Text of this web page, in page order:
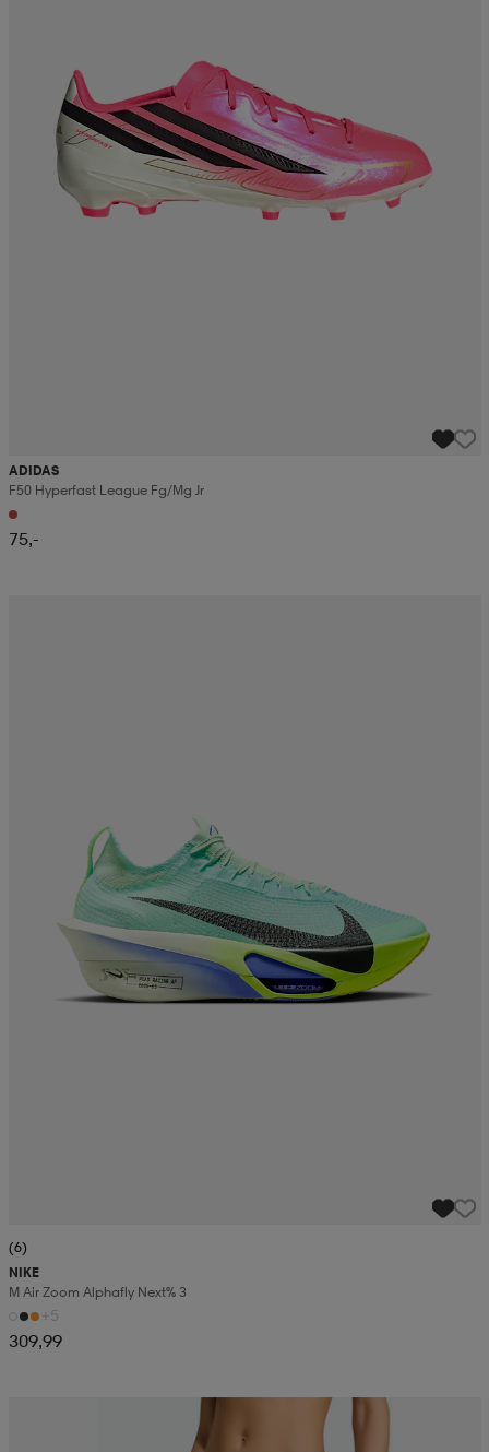
ADIDAS
F50 Hyperfast League Fg/mg Jr
75,-
(6)
NIKE
M Air Zoom Alphafly Next% 3
+5
309,99